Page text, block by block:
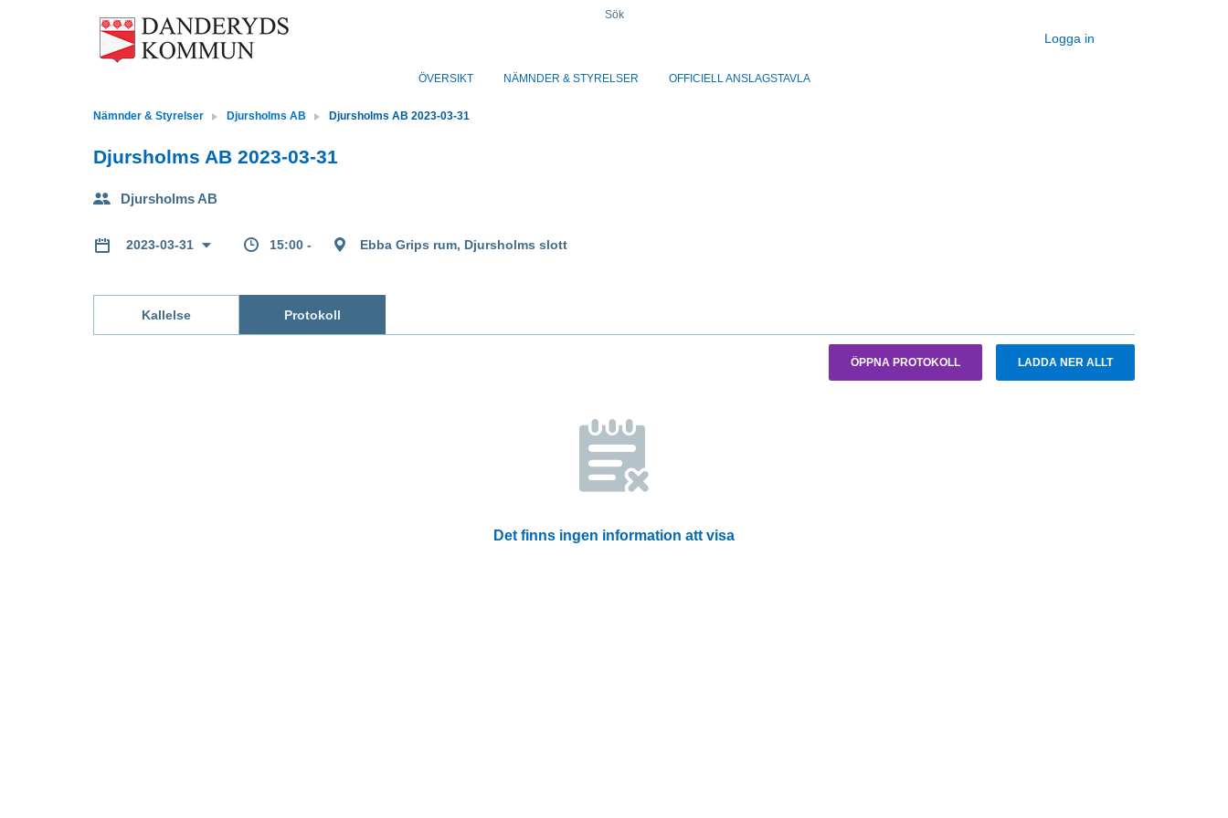
Sök
Logga in
ÖVERSIKT NÄMNDER & STYRELSER OFFICIELL ANSLAGSTAVLA
Nämnder & Styrelser Djursholms AB Djursholms AB 2023-03-31
Djursholms AB 2023-03-31
Djursholms AB
2023-03-31 15:00 - Ebba Grips rum, Djursholms slott
Kallelse Protokoll
ÖPPNA PROTOKOLL LADDA NER ALLT
Det finns ingen information att visa